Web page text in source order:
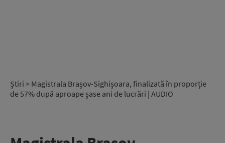
Știri > Magistrala Brașov-Sighișoara, finalizată în proporție
de 57% după aproape șase ani de lucrări | AUDIO